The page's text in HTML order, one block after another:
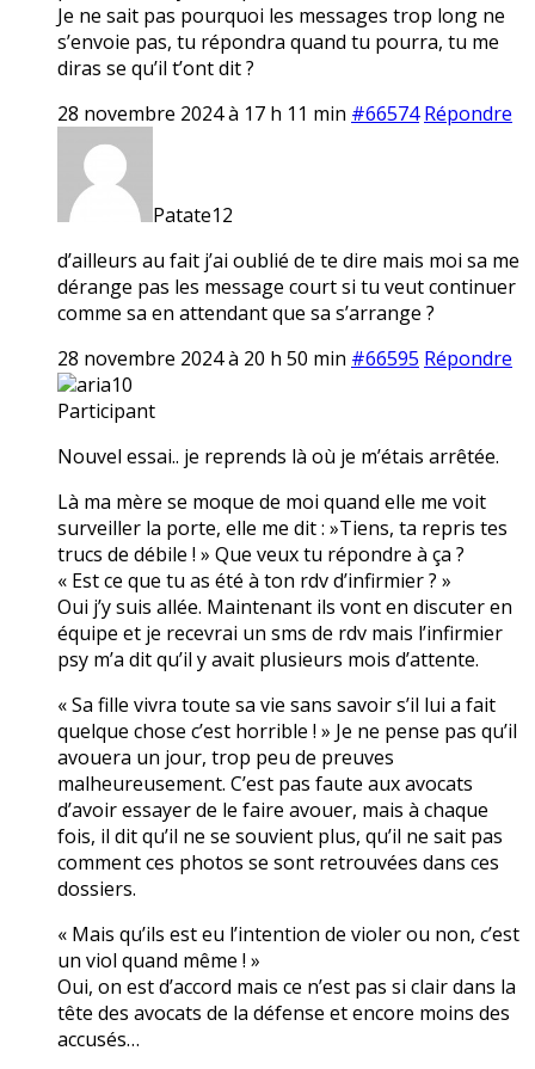
Je ne sait pas pourquoi les messages trop long ne
s’envoie pas, tu répondra quand tu pourra, tu me
diras se qu’il t’ont dit ?
28 novembre 2024 à 17 h 11 min #66574 Répondre
Patate12
d’ailleurs au fait j’ai oublié de te dire mais moi sa me
dérange pas les message court si tu veut continuer
comme sa en attendant que sa s’arrange ?
28 novembre 2024 à 20 h 50 min #66595 Répondre
aria10
Participant
Nouvel essai.. je reprends là où je m’étais arrêtée.
Là ma mère se moque de moi quand elle me voit
surveiller la porte, elle me dit : »Tiens, ta repris tes
trucs de débile ! » Que veux tu répondre à ça ?
« Est ce que tu as été à ton rdv d’infirmier ? »
Oui j’y suis allée. Maintenant ils vont en discuter en
équipe et je recevrai un sms de rdv mais l’infirmier
psy m’a dit qu’il y avait plusieurs mois d’attente.
« Sa fille vivra toute sa vie sans savoir s’il lui a fait
quelque chose c’est horrible ! » Je ne pense pas qu’il
avouera un jour, trop peu de preuves
malheureusement. C’est pas faute aux avocats
d’avoir essayer de le faire avouer, mais à chaque
fois, il dit qu’il ne se souvient plus, qu’il ne sait pas
comment ces photos se sont retrouvées dans ces
dossiers.
« Mais qu’ils est eu l’intention de violer ou non, c’est
un viol quand même ! »
Oui, on est d’accord mais ce n’est pas si clair dans la
tête des avocats de la défense et encore moins des
accusés…